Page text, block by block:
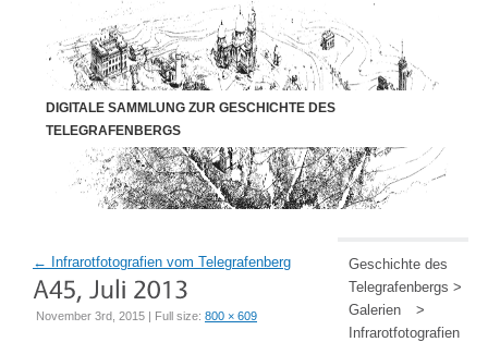
DIGITALE SAMMLUNG ZUR GESCHICHTE DES
TELEGRAFENBERGS
← Infrarotfotografien vom Telegrafenberg
November 3rd, 2015 | Full size: 800 × 609
Geschichte des
Telegrafenbergs >
Galerien
>
Infrarotfotografien